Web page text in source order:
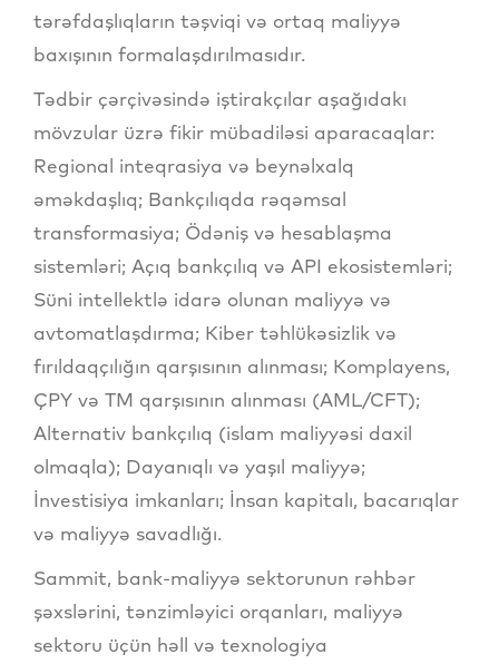
tərəfdaşlıqların təşviqi və ortaq maliyyə
baxışının formalaşdırılmasıdır.
Tədbir çərçivəsində iştirakçılar aşağıdakı
mövzular üzrə fikir mübadiləsi aparacaqlar:
Regional inteqrasiya və beynəlxalq
əməkdaşlıq; Bankçılıqda rəqəmsal
transformasiya; Ödəniş və hesablaşma
sistemləri; Açıq bankçılıq və API ekosistemləri;
Süni intellektlə idarə olunan maliyyə və
avtomatlaşdırma; Kiber təhlükəsizlik və
fırıldaqçılığın qarşısının alınması; Komplayens,
ÇPY və TM qarşısının alınması (AML/CFT);
Alternativ bankçılıq (islam maliyyəsi daxil
olmaqla); Dayanıqlı və yaşıl maliyyə;
İnvestisiya imkanları; İnsan kapitalı, bacarıqlar
və maliyyə savadlığı.
Sammit, bank-maliyyə sektorunun rəhbər
şəxslərini, tənzimləyici orqanları, maliyyə
sektoru üçün həll və texnologiya